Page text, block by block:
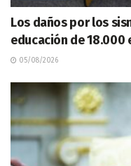
Los daños por los
educación de 18.000
05/08/2026